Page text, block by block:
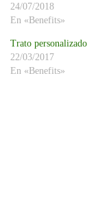
24/07/2018
En «Benefits»
Trato personalizado
22/03/2017
En «Benefits»